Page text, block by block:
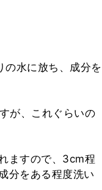
の水に放ち、成分を
が、これぐらいの
ますので、3cm程
分をある程度洗い